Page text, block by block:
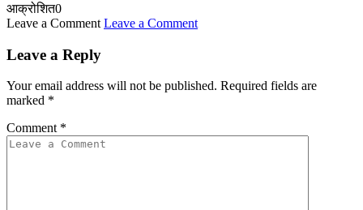
आक्रोशित0
Leave a Comment Leave a Comment
Leave a Reply
Your email address will not be published. Required fields are
marked *
Comment *